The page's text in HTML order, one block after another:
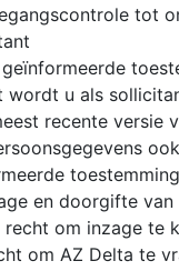
tot
u als
recente versie
en doorgifte
om inzage te
om AZ Delta te